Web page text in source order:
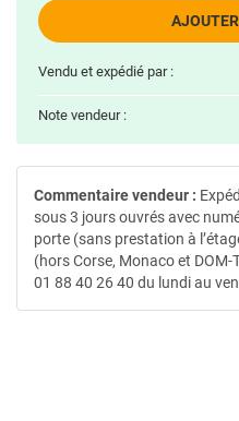
Vendu et expédié par :
Note vendeur :
Commentaire vendeur :
sous 3 jours ouvrés avec
porte (sans prestation à
(hors Corse, Monaco et
01 88 40 26 40 du lundi au